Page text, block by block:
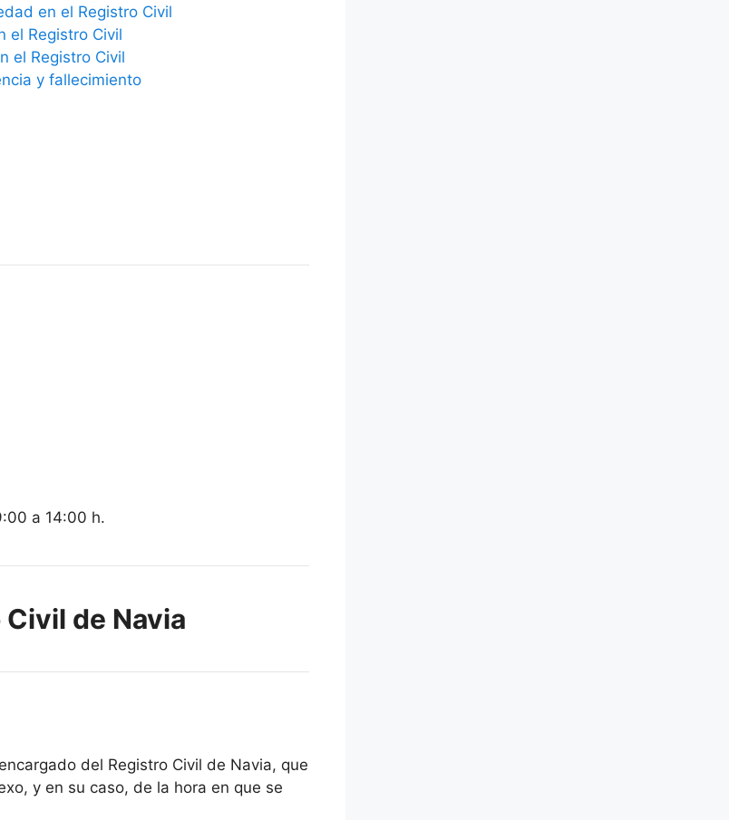
en el Registro Civil
el Registro Civil
el Registro Civil
y fallecimiento
a 14:00 h.
de Navia
del Registro Civil de Navia, que
y en su caso, de la hora en que se